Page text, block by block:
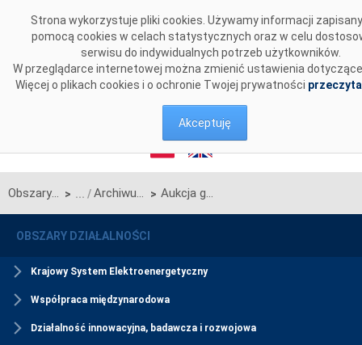
Strona wykorzystuje pliki cookies. Używamy informacji
pomocą cookies w celach statystycznych oraz w celu
serwisu do indywidualnych potrzeb użytkowników.
W przeglądarce internetowej można zmienić ustawienia
Więcej o plikach cookies i o ochronie Twojej prywatności
Akceptuję
Obszary działalności > Archiwum > Aukcja główna na rok dostaw 2024
OBSZARY DZIAŁALNOŚCI
Krajowy System Elektroenergetyczny
Współpraca międzynarodowa
Działalność innowacyjna, badawcza i rozwojowa